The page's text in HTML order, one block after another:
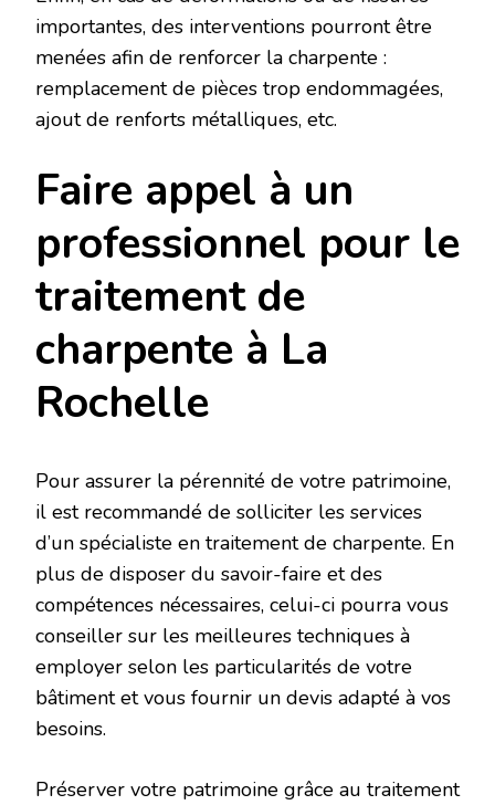
importantes, des interventions pourront être
menées afin de renforcer la charpente :
remplacement de pièces trop endommagées,
ajout de renforts métalliques, etc.
Faire appel à un
professionnel pour le
traitement de
charpente à La
Rochelle
Pour assurer la pérennité de votre patrimoine,
il est recommandé de solliciter les services
d’un spécialiste en traitement de charpente. En
plus de disposer du savoir-faire et des
compétences nécessaires, celui-ci pourra vous
conseiller sur les meilleures techniques à
employer selon les particularités de votre
bâtiment et vous fournir un devis adapté à vos
besoins.
Préserver votre patrimoine grâce au traitement